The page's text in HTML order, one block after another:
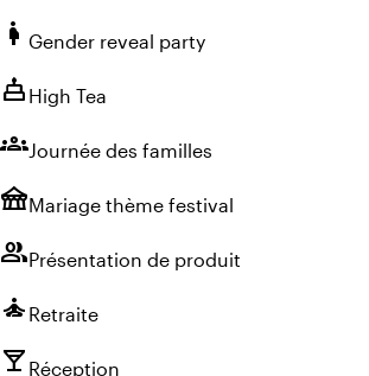
pregnant_woman Gender reveal party
cake High Tea
groupsJournée des familles
festivalMariage thème festival
groupPrésentation de produit
self_improvement Retraite
local_bar Réception